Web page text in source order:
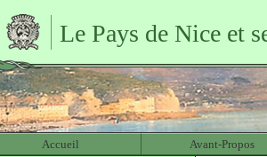
Le Pays de Nice et
Accueil Avant-Propos